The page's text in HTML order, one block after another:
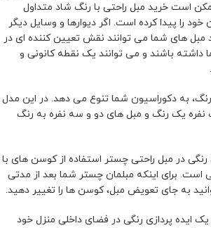
است خرید مبل راحتی با رنگ شاد متداول
خود را پیدا کرده است. اگر دیوارها و وسایل دیگر
مبل های شما می توانند نقش تعیین کننده ای در
داشته باشند و می توانند یک نقطه کانونی و
به دکوراسیون شما تنوع می دهد. در این مدل
نفره یک رنگ و مبل های دو و سه نفره به رنگ
رنگی در مبل راحتی چستر استفاده از کوسن های با
است. برای اینکه مبلمان چستر شما بعد از مدتی
به جای تعویض مبل، کوسن ها را تغییر دهید.
ایده پردازی رنگی در فضای داخلی منزل خود